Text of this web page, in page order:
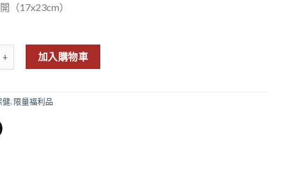
（17x23cm）
身書─8週變美變瘦變年輕的健康秘訣 數量
加入購物車
健, 限量福利品